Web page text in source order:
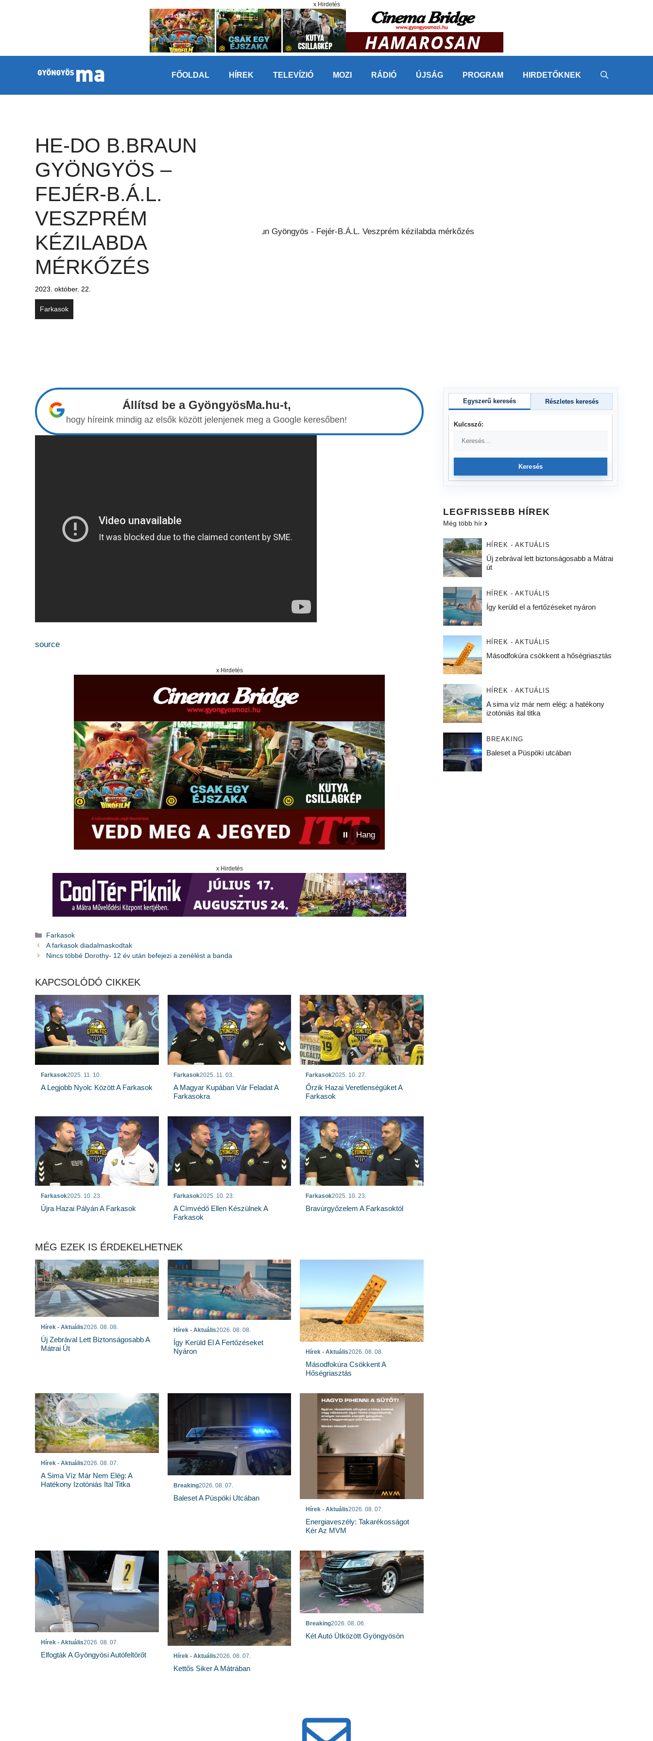
x Hirdetés
FŐOLDAL HÍREK TELEVÍZIÓ MOZI RÁDIÓ ÚJSÁG PROGRAM HIRDETŐKNEK
HE-DO B.BRAUN
GYÖNGYÖS –
FEJÉR-B.Á.L.
VESZPRÉM
KÉZILABDA
MÉRKŐZÉS
2023. október. 22.
Farkasok
Állítsd be a GyöngyösMa.hu-t,
hogy híreink mindig az elsők között jelenjenek meg a Google keresőben!
source
x Hirdetés
⏸ Hang
x Hirdetés
Kategória
Farkasok
A farkasok diadalmaskodtak
Nincs többé Dorothy- 12 év után befejezi a zenélést a banda
KAPCSOLÓDÓ CIKKEK
Farkasok2025. 11. 10.
A Legjobb Nyolc Között A Farkasok
Farkasok2025. 11. 03.
A Magyar Kupában Vár Feladat A
Farkasokra
Farkasok2025. 10. 27.
Őrzik Hazai Veretlenségüket A
Farkasok
Farkasok2025. 10. 23.
Újra Hazai Pályán A Farkasok
Farkasok2025. 10. 23.
A Címvédő Ellen Készülnek A
Farkasok
Farkasok2025. 10. 23.
Bravúrgyőzelem A Farkasoktól
MÉG EZEK IS ÉRDEKELHETNEK
Hírek - Aktuális2026. 08. 08.
Új Zebrával Lett Biztonságosabb A
Mátrai Út
Hírek - Aktuális2026. 08. 08.
Így Kerüld El A Fertőzéseket
Nyáron
Hírek - Aktuális2026. 08. 08.
Másodfokúra Csökkent A
Hőségriasztás
Hírek - Aktuális2026. 08. 07.
A Sima Víz Már Nem Elég: A
Hatékony Izotóniás Ital Titka
Breaking2026. 08. 07.
Baleset A Püspöki Utcában
Hírek - Aktuális2026. 08. 07.
Energiaveszély: Takarékosságot
Kér Az MVM
Hírek - Aktuális2026. 08. 07.
Elfogták A Gyöngyösi Autófeltörőt Hírek - Aktuális2026. 08. 07.
Kettős Siker A Mátrában
Breaking2026. 08. 06.
Két Autó Ütközött Gyöngyösön
Egyszerű keresés Részletes keresés
Kulcsszó:
Keresés
LEGFRISSEBB HÍREK
Még több hír
HÍREK - AKTUÁLIS
Új zebrával lett biztonságosabb a Mátrai
út
HÍREK - AKTUÁLIS
Így kerüld el a fertőzéseket nyáron
HÍREK - AKTUÁLIS
Másodfokúra csökkent a hőségriasztás
HÍREK - AKTUÁLIS
A sima víz már nem elég: a hatékony
izotóniás ital titka
BREAKING
Baleset a Püspöki utcában